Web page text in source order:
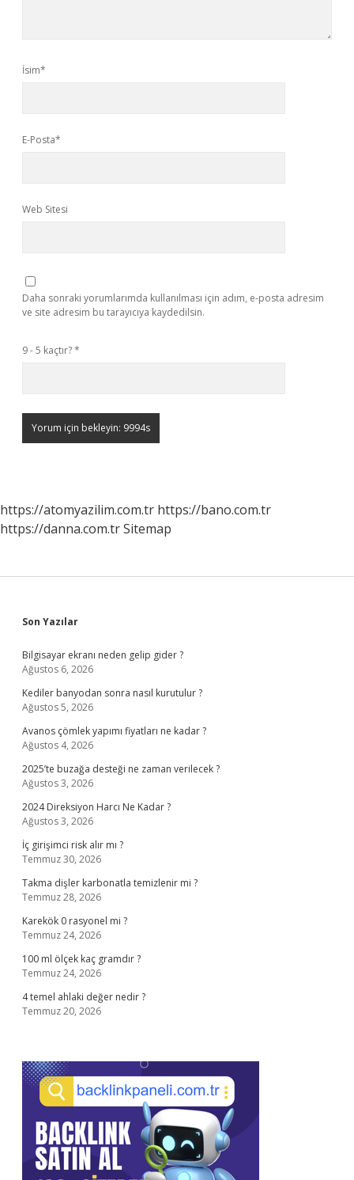
İsim*
E-Posta*
Web Sitesi
Daha sonraki yorumlarımda kullanılması için adım, e-posta adresim
ve site adresim bu tarayıcıya kaydedilsin.
9 - 5 kaçtır?*
https://atomyazilim.com.tr https://bano.com.tr
https://danna.com.trSitemap
Sidebar
Son Yazılar
Bilgisayar ekranı neden gelip gider ?
Ağustos 6, 2026
Kediler banyodan sonra nasıl kurutulur ?
Ağustos 5, 2026
Avanos çömlek yapımı fiyatları ne kadar ?
Ağustos 4, 2026
2025’te buzağa desteği ne zaman verilecek ?
Ağustos 3, 2026
2024 Direksiyon Harcı Ne Kadar ?
Ağustos 3, 2026
İç girişimci risk alır mı ?
Temmuz 30, 2026
Takma dişler karbonatla temizlenir mi ?
Temmuz 28, 2026
Karekök 0 rasyonel mi ?
Temmuz 24, 2026
100 ml ölçek kaç gramdır ?
Temmuz 24, 2026
4 temel ahlaki değer nedir ?
Temmuz 20, 2026